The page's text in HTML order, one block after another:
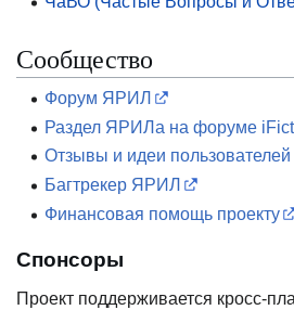
Сообщество
Форум ЯРИЛ
Раздел ЯРИЛа на форуме
Отзывы и идеи
Багтрекер ЯРИЛ
Финансовая помощь проекту
Спонсоры
Проект поддерживается кросс-